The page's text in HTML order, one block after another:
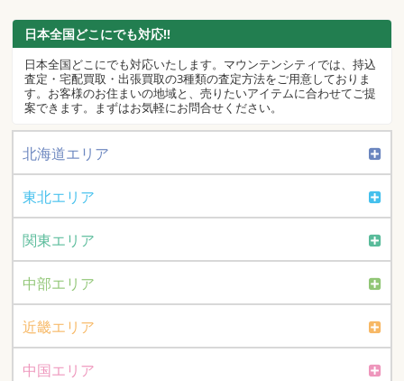
日本全国どこにでも対応!!
日本全国どこにでも対応いたします。マウンテンシティでは、持込
査定・宅配買取・出張買取の3種類の査定方法をご用意しておりま
す。お客様のお住まいの地域と、売りたいアイテムに合わせてご提
案できます。まずはお気軽にお問合せください。
北海道エリア
東北エリア
関東エリア
中部エリア
近畿エリア
中国エリア